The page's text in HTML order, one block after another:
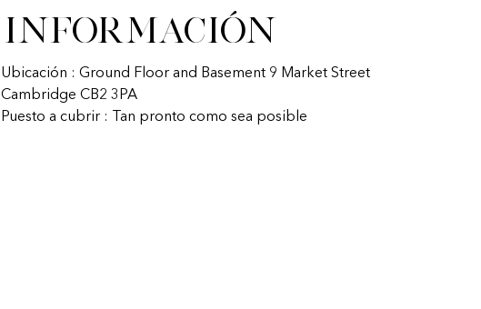
Información
Ubicación : Ground Floor and Basement 9 Market Street
Cambridge CB2 3PA
Puesto a cubrir : Tan pronto como sea posible